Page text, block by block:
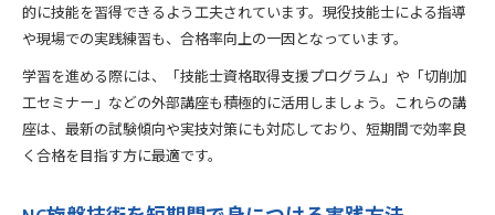
的に技能を習得できるよう工夫されています。現役技能士による指導
や現場での実践練習も、合格率向上の一因となっています。
学習を進める際には、「技能士資格取得支援プログラム」や「切削加
工セミナー」などの外部講座も積極的に活用しましょう。これらの講
座は、最新の試験傾向や実技対策にも対応しており、短期間で効率良
く合格を目指す方に最適です。